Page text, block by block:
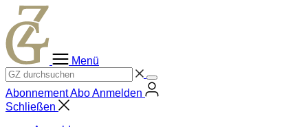
Zum
Inhalt
springen
Menü
AbonnementAboAnmelden
Schließen